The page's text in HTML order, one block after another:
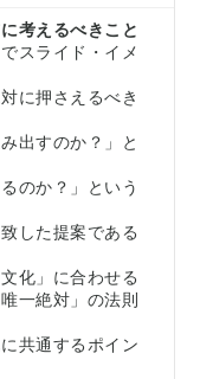
考えるべきこと
スライド・イメ
に押さえるべき
出すのか？」と
のか？」という
した提案である
化」に合わせる
一絶対」の法則
共通するポイン